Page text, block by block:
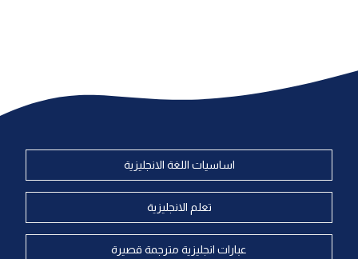
اساسيات اللغة الانجليزية
تعلم الانجليزية
عبارات انجليزية مترجمة قصيرة